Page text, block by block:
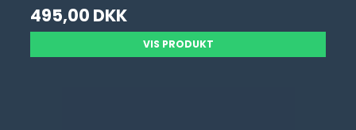
495,00 DKK
VIS PRODUKT